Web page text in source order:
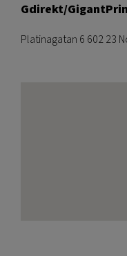
Gdirekt/
Platinagatan 6 602 23